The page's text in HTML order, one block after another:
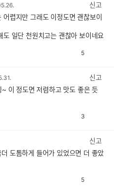
신고
어렵지만 그래도 이정도면 괜찮보이
일단 천원치고는 괜찮아 보이네요
5
신고
~ 이 정도면 저렴하고 맛도 좋은 듯
3
신고
도톰하게 들어가 있었으면 더 좋았
5